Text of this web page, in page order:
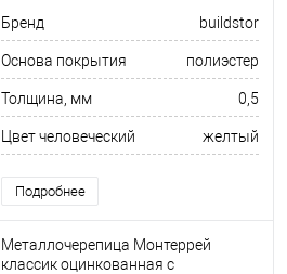
Бренд buildstor
Основа покрытия полиэстер
Толщина, мм 0,5
Цвет человеческий желтый
Подробнее
Металлочерепица Монтеррей
классик оцинкованная с